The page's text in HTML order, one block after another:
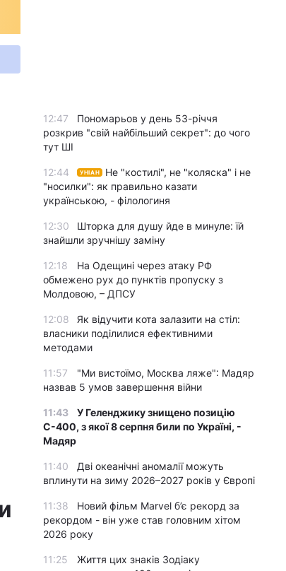
12:47
Пономарьов у день 53-річчя
розкрив "свій найбільший секрет": до чого
тут ШІ
12:44 УНІАН
Не "костилі", не "коляска" і не
"носилки": як правильно казати
українською, - філологиня
12:30
Шторка для душу йде в минуле: їй
знайшли зручнішу заміну
12:18
На Одещині через атаку РФ
обмежено рух до пунктів пропуску з
Молдовою, – ДПСУ
12:08
Як відучити кота залазити на стіл:
власники поділилися ефективними
методами
11:57
"Ми вистоїмо, Москва ляже": Мадяр
назвав 5 умов завершення війни
11:43
У Геленджику знищено позицію
С-400, з якої 8 серпня били по Україні, -
Мадяр
11:40
Дві океанічні аномалії можуть
вплинути на зиму 2026–2027 років у Європі
11:38
Новий фільм Marvel б’є рекорд за
рекордом - він уже став головним хітом
2026 року
11:25
Життя цих знаків Зодіаку